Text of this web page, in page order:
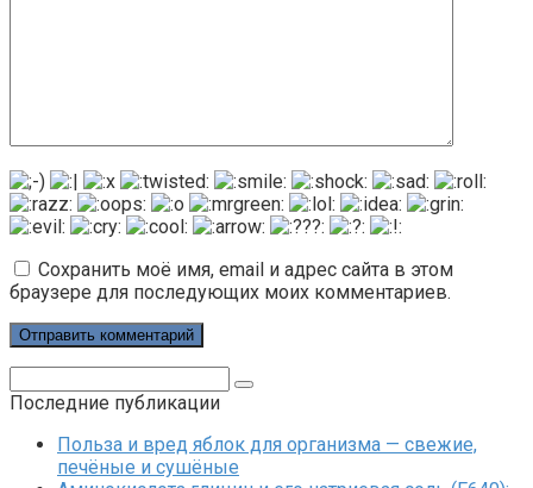
Сохранить моё имя, email и адрес сайта в этом
браузере для последующих моих комментариев.
Последние публикации
Польза и вред яблок для организма — свежие,
печёные и сушёные